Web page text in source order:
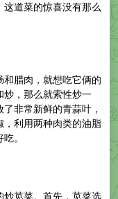
这道菜的惊喜没有那么
腊肉，就想吃它俩的
炒，那么就索性炒一
非常新鲜的青蒜叶，
，利用两种肉类的油脂
。
炒苋菜。首先，苋菜选